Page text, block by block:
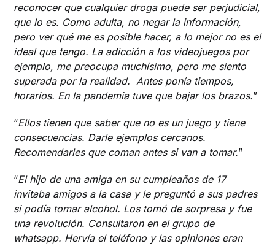
reconocer que cualquier droga puede ser perjudicial,
que lo es. Como adulta, no negar la información,
pero ver qué me es posible hacer, a lo mejor no es el
ideal que tengo. La adicción a los videojuegos por
ejemplo, me preocupa muchísimo, pero me siento
superada por la realidad. Antes ponía tiempos,
horarios. En la pandemia tuve que bajar los brazos.”
“Ellos tienen que saber que no es un juego y tiene
consecuencias. Darle ejemplos cercanos.
Recomendarles que coman antes si van a tomar.”
“El hijo de una amiga en su cumpleaños de 17
invitaba amigos a la casa y le preguntó a sus padres
si podía tomar alcohol. Los tomó de sorpresa y fue
una revolución. Consultaron en el grupo de
whatsapp. Hervía el teléfono y las opiniones eran